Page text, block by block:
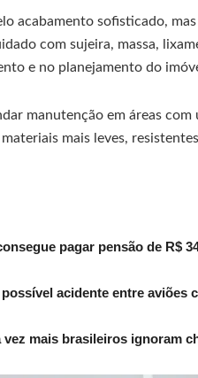
acabamento sofisticado,
com sujeira, massa,
e no planejamento do
manutenção em áreas
mais leves,
pagar pensão de R$
acidente entre aviões
mais brasileiros ignoram